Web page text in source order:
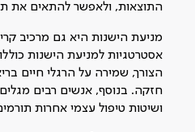
התוצאות, ולאפשר להתאים את
מניעת הישנות היא גם מרכיב
אסטרטגיות למניעת הישנות
הצורך, שמירה על הרגלי חיים
חזקה. בנוסף, אנשים רבים מגלים
ושיטות טיפול עצמי אחרות